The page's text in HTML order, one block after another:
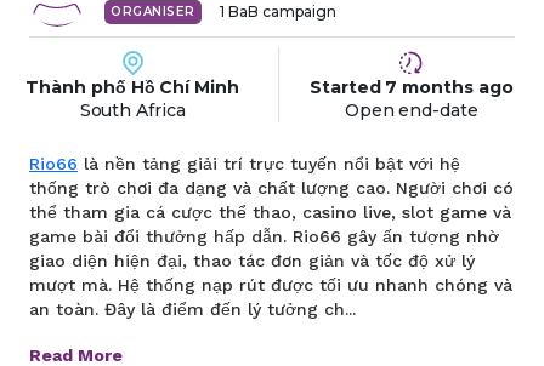
ORGANISER 1 BaB campaign
Thành phố Hồ Chí Minh
South Africa
Started 7 months ago
Open end-date
Rio66 là nền tảng giải trí trực tuyến nổi bật với hệ
thống trò chơi đa dạng và chất lượng cao. Người chơi có
thể tham gia cá cược thể thao, casino live, slot game và
game bài đổi thưởng hấp dẫn. Rio66 gây ấn tượng nhờ
giao diện hiện đại, thao tác đơn giản và tốc độ xử lý
mượt mà. Hệ thống nạp rút được tối ưu nhanh chóng và
an toàn. Đây là điểm đến lý tưởng ch...
Read More